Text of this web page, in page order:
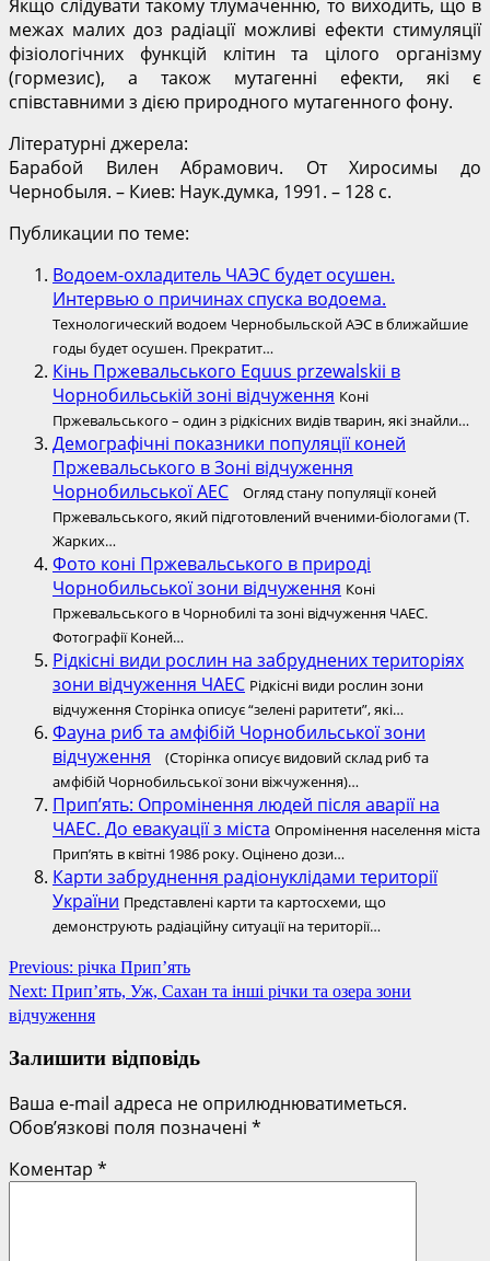
Якщо слідувати такому тлумаченню, то виходить, що в
межах малих доз радіації можливі ефекти стимуляції
фізіологічних функцій клітин та цілого організму
(гормезис), а також мутагенні ефекти, які є
співставними з дією природного мутагенного фону.
Літературні джерела:
Барабой Вилен Абрамович. От Хиросимы до
Чернобыля. – Киев: Наук.думка, 1991. – 128 с.
Публикации по теме:
Водоем-охладитель ЧАЭС будет осушен.
Интервью о причинах спуска водоема.
Технологический водоем Чернобыльской АЭС в ближайшие
годы будет осушен. Прекратит…
Кінь Пржевальського Equus przewalskii в
Чорнобильській зоні відчуження Коні
Пржевальського – один з рідкісних видів тварин, які знайли…
Демографічні показники популяції коней
Пржевальського в Зоні відчуження
Чорнобильської АЕС
Огляд стану популяції коней
Пржевальського, який підготовлений вченими-біологами (Т.
Жарких…
Фото коні Пржевальського в природі
Чорнобильської зони відчуження Коні
Пржевальського в Чорнобилі та зоні відчуження ЧАЕС.
Фотографії Коней…
Рідкісні види рослин на забруднених територіях
зони відчуження ЧАЕС Рідкісні види рослин зони
відчуження Сторінка описує “зелені раритети”, які…
Фауна риб та амфібій Чорнобильської зони
відчуження
(Сторінка описує видовий склад риб та
амфібій Чорнобильської зони віжчуження)…
Прип’ять: Опромінення людей після аварії на
ЧАЕС. До евакуації з міста Опромінення населення міста
Прип’ять в квітні 1986 року. Оцінено дози…
Карти забруднення радіонуклідами території
України Представлені карти та картосхеми, що
демонструють радіаційну ситуації на території…
Post
navigation
Previous: річка Прип’ять
Next: Прип’ять, Уж, Сахан та інші річки та озера зони
відчуження
Залишити відповідь
Ваша e-mail адреса не оприлюднюватиметься.
Обов’язкові поля позначені *
Коментар *